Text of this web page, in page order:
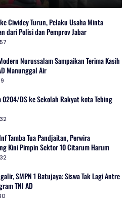
Ciwidey Turun, Pelaku Usaha Minta
dari Polisi dan Pemprov Jabar
57
Nurussalam Sampaikan Terima Kasih
Manunggal Air
DS ke Sekolah Rakyat kota Tebing
32
Tamba Tua Pandjaitan, Perwira
Kini Pimpin Sektor 10 Citarum Harum
32
SMPN 1 Batujaya: Siswa Tak Lagi Antre
TNI AD